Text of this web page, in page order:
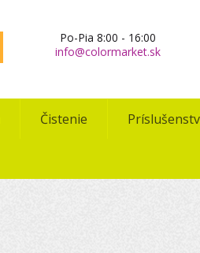
Po-Pia 8:00 - 16:00
info@colormarket.sk
Čistenie